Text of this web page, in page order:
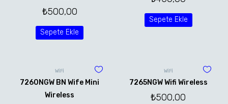
₺500,00
Sepete Ekle
Sepete Ekle
WİFİ
7260NGW BN Wife Mini
Wireless
WİFİ
7265NGW Wifi Wireless
₺500,00